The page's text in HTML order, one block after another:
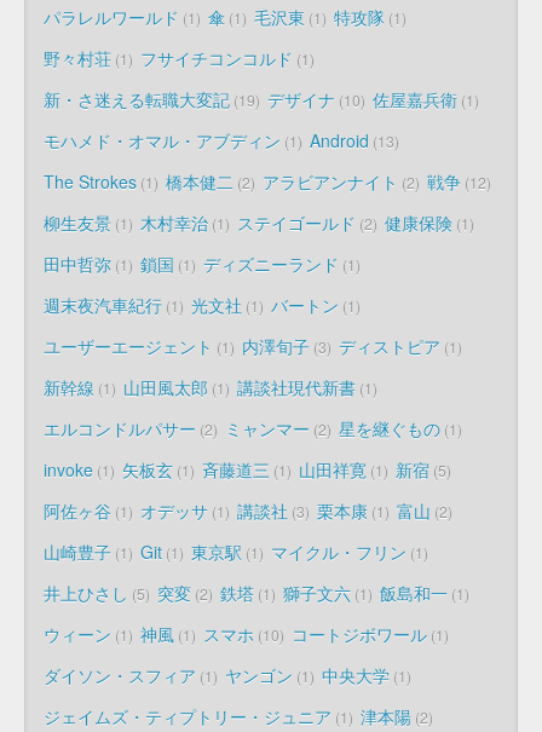
パラレルワールド 1 傘 1 毛沢東 1 特攻隊 1
野々村荘 1 フサイチコンコルド 1
新・さ迷える転職大変記 19 デザイナ 10 佐屋嘉兵衛 1
モハメド・オマル・アブディン 1 Android 13
The Strokes 1 橋本健二 2 アラビアンナイト 2 戦争 12
柳生友景 1 木村幸治 1 ステイゴールド 2 健康保険 1
田中哲弥 1 鎖国 1 ディズニーランド 1
週末夜汽車紀行 1 光文社 1 バートン 1
ユーザーエージェント 1 内澤旬子 3 ディストピア 1
新幹線 1 山田風太郎 1 講談社現代新書 1
エルコンドルパサー 2 ミャンマー 2 星を継ぐもの 1
invoke 1 矢板玄 1 斉藤道三 1 山田祥寛 1 新宿 5
阿佐ヶ谷 1 オデッサ 1 講談社 3 栗本康 1 富山 2
山崎豊子 1 Git 1 東京駅 1 マイクル・フリン 1
井上ひさし 5 突変 2 鉄塔 1 獅子文六 1 飯島和一 1
ウィーン 1 神風 1 スマホ 10 コートジボワール 1
ダイソン・スフィア 1 ヤンゴン 1 中央大学 1
ジェイムズ・ティプトリー・ジュニア 1 津本陽 2